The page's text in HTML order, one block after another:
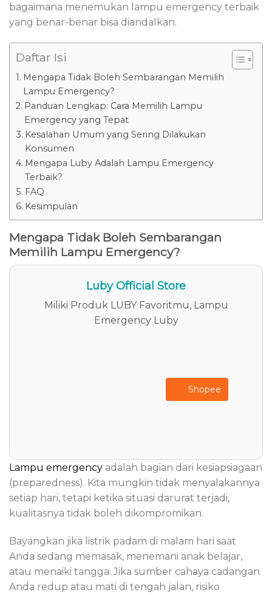
bagaimana menemukan lampu emergency terbaik
yang benar-benar bisa diandalkan.
Daftar Isi
Mengapa Tidak Boleh Sembarangan Memilih
Lampu Emergency?
Panduan Lengkap: Cara Memilih Lampu
Emergency yang Tepat
Kesalahan Umum yang Sering Dilakukan
Konsumen
Mengapa Luby Adalah Lampu Emergency
Terbaik?
FAQ
Kesimpulan
Mengapa Tidak Boleh Sembarangan
Memilih Lampu Emergency?
Luby Official Store
Miliki Produk LUBY Favoritmu, Lampu
Emergency Luby
Shopee
Lampu emergency adalah bagian dari kesiapsiagaan
(preparedness). Kita mungkin tidak menyalakannya
setiap hari, tetapi ketika situasi darurat terjadi,
kualitasnya tidak boleh dikompromikan.
Bayangkan jika listrik padam di malam hari saat
Anda sedang memasak, menemani anak belajar,
atau menaiki tangga. Jika sumber cahaya cadangan
Anda redup atau mati di tengah jalan, risiko